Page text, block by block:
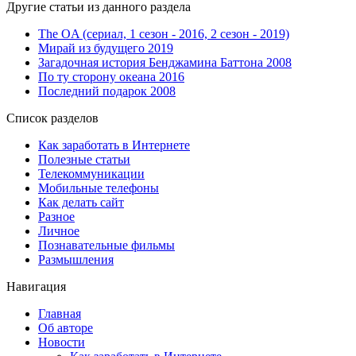
Другие статьи из данного раздела
The OA (сериал, 1 сезон - 2016, 2 сезон - 2019)
Мирай из будущего 2019
Загадочная история Бенджамина Баттона 2008
По ту сторону океана 2016
Последний подарок 2008
Список разделов
Как заработать в Интернете
Полезные статьи
Телекоммуникации
Мобильные телефоны
Как делать сайт
Разное
Личное
Познавательные фильмы
Размышления
Навигация
Главная
Об авторе
Новости